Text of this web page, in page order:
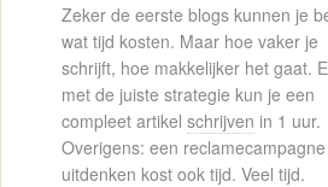
Zeker de eerste blogs kunnen je
wat tijd kosten. Maar hoe vaker je
schrijft, hoe makkelijker het gaat.
met de juiste strategie kun je een
compleet artikel schrijven in 1 uur.
Overigens: een reclamecampagne
uitdenken kost ook tijd. Veel tijd.